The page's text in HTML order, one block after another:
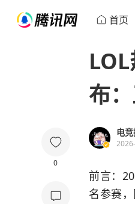
首页
0
布
电
前言：
名参赛